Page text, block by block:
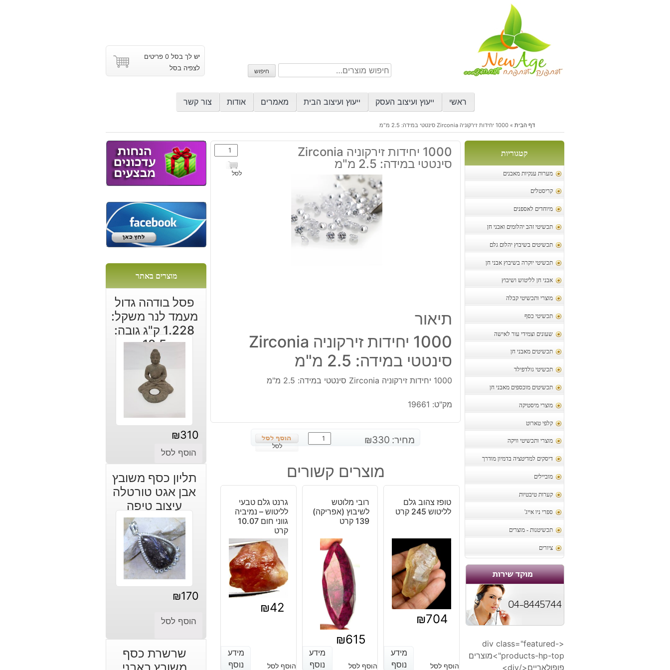
חיפוש
עבור:
חיפוש
יש לך בסל 0 פריטים
לצפיה בסל
ראשי ייעוץ ועיצוב העסק ייעוץ ועיצוב הבית מאמרים אודות צור קשר
דף הבית »1000 יחידות זירקוניה Zirconia סינטטי במידה: 2.5 מ"מ
קטגוריות
מערות ענקיות מאבנים
קריסטלים
מיוחדים לאספנים
תכשיטי זהב יהלומים ואבני חן
תכשיטים בשיבוץ יהלום גלם
תכשיטי יוקרה בשיבוץ אבני חן
אבני חן לליטוש ושיבוץ
מוצרי ותכשיטי קבלה
תכשיטי כסף
שעונים וצמידי עור לאישה
תכשיטים מאבני חן
תכשיטי גולדפילד
תכשיטים מוכספים מאבני חן
מוצרי מיסטיקה
קלפי טארוט
מוצרי ותכשיטי וויקה
דיסקים למדיטציה בדמיון מודרך
מוביילים
קערות טיבטיות
ספרי ניו אייג'
תכשיטנות - מוצרים
ציורים
<div class="featured-
products-hp-top">מוצרים
פופולאריים</div>
1000 יחידות זירקוניה Zirconia
סינטטי במידה: 2.5 מ"מ
כמות
של
1000
לסל
תיאור
1000 יחידות זירקוניה Zirconia
סינטטי במידה: 2.5 מ"מ
1000 יחידות זירקוניה Zirconia סינטטי במידה: 2.5 מ"מ
מק"ט: 19661
מחיר: ₪330
כמות
של
יחידות
זירקוניה
סינטטי
במידה:
מ"מ
לסל
מוצרים קשורים
טופז צהוב גלם
לליטוש 245 קרט
₪704
מידע
נוסף
הוסף לסל
מידע
נוסף
רובי מלוטש
לשיבוץ (אפריקה)
139 קרט
₪615
מידע
נוסף
הוסף לסל
מידע
נוסף
גרנט גלם טבעי
לליטוש – נמיביה
גווני חום 10.07
קרט
₪42
מידע
נוסף
הוסף לסל
מידע
נוסף
מוצרים באתר
פסל בודהה גדול
מעמד לנר משקל:
1.228 ק"ג גובה:
18.5
₪310
הוסף לסל
תליון כסף משובץ
אבן אגט טורטלה
עיצוב טיפה
₪170
הוסף לסל
שרשרת כסף
משובץ באבני